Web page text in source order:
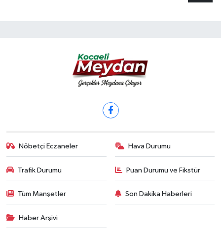
Nöbetçi Eczaneler Hava Durumu
Trafik Durumu Puan Durumu ve Fikstür
Tüm Manşetler Son Dakika Haberleri
Haber Arşivi